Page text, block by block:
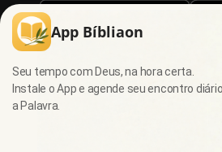
App Bíbliaon
Seu tempo com Deus, na hora certa.
Instale o App e agende seu encontro
a Palavra.